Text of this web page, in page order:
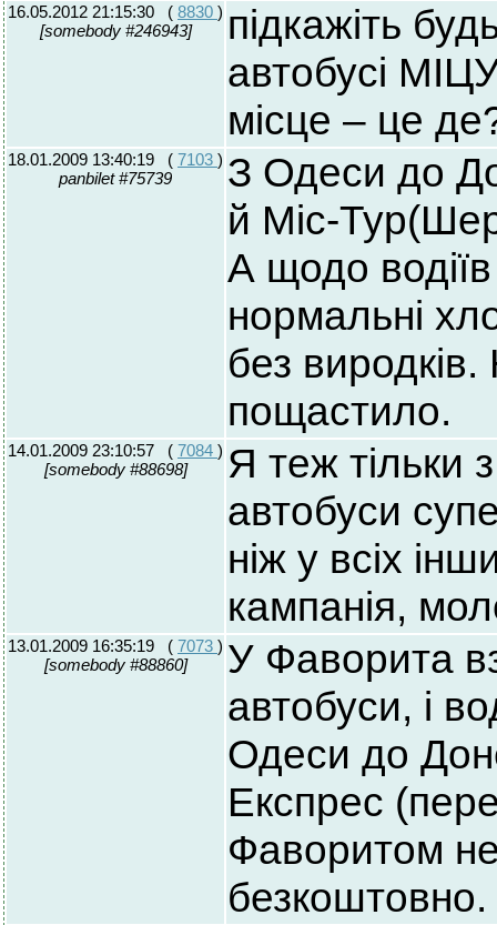
16.05.2012 21:15:30 ( 8830 )
[somebody #246943]
підкажіть
автобусі
місце – це
18.01.2009 13:40:19 ( 7103 )
panbilet #75739
З Одеси до
й Міс-
А щодо
нормальні
без
пощастило.
14.01.2009 23:10:57 ( 7084 )
[somebody #88698]
Я теж тільки
автобуси
ніж у всіх
кампанія,
13.01.2009 16:35:19 ( 7073 )
[somebody #88860]
У Фаворита
автобуси, і
Одеси до
Експрес
Фаворитом не
безкоштовно.